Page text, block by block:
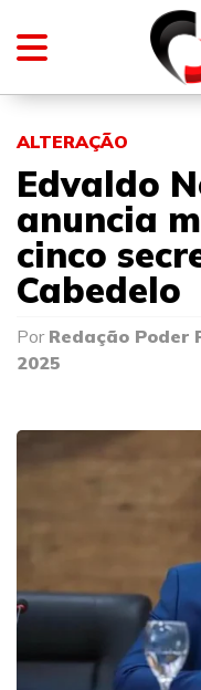
ALTERAÇÃO
Edvaldo
anuncia
cinco
Cabedelo
Por Redação Poder
2025